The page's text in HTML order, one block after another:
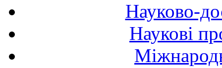
Науково-
Наукові